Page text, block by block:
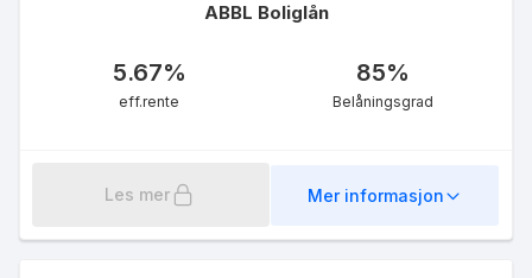
ABBL Boliglån
5.67%
eff.rente
85%
Belåningsgrad
Les mer Mer informasjon